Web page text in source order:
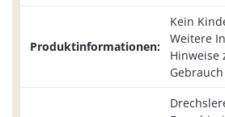
Produktinformationen:
Kein
Weitere
Hinweise